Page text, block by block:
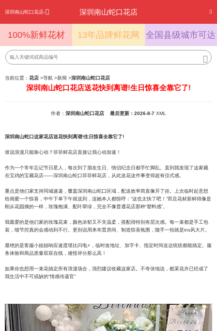
深圳南山蛇口花店- 深圳南山蛇口花店
100%新鲜花材 13年品牌鲜花网 全国县级城市可达
当前位置： 花店 >导航 >新闻 >深圳南山蛇口花店
深圳南山蛇口花店送花快到离谱!生日惊喜全靠它了!
作者： 深圳南山蛇口花店 最后更新：2026-8-7 XML
深圳南山蛇口这家花店送花快到离谱!生日惊喜全靠它了!
谁说浪漫只能靠心动？菲菲鲜花店直接让我心动加速！
作为一个常年忘记节日星人，每次到了朋友生日、情侣纪念日都手忙脚乱。直到我发现了这家藏
在宝鸡的宝藏花店——深圳南山蛇口菲菲鲜花店，从此送花这件事变得超有仪式感。
重点是他们家支持同城速递，覆盖深圳南山蛇口区域，配送效率简直像开了挂。上次临时起意想
给闺蜜一个惊喜，中午下单下午就送到，连她本人都惊呼：“这也太快了吧！”而且花材新鲜得像是
刚从花园摘的一样，玫瑰饱满、配叶翠绿，完全不像普通花店那种“塑料感”。
我最爱的是他们家的玫瑰花束，颜色浓郁又不失温柔，搭配得特别有层次感。每一束都是手工包
装，细节控真的会感动到不行。更别说用来布置房间、制造惊喜氛围，随手一拍就是ins风大片。
最绝的是客服小姐姐响应速度堪比闪电⚡️，临时改地址、加字卡、指定时间送达统统都能搞定。服
务体验和商品质量双双在线，难怪评分那么高！
如果你也想用一束花搞定所有浪漫场合，强烈建议收藏这家店。不夸张地说，栀茉花卉已经成了
我生活中不可或缺的“情感传递官”